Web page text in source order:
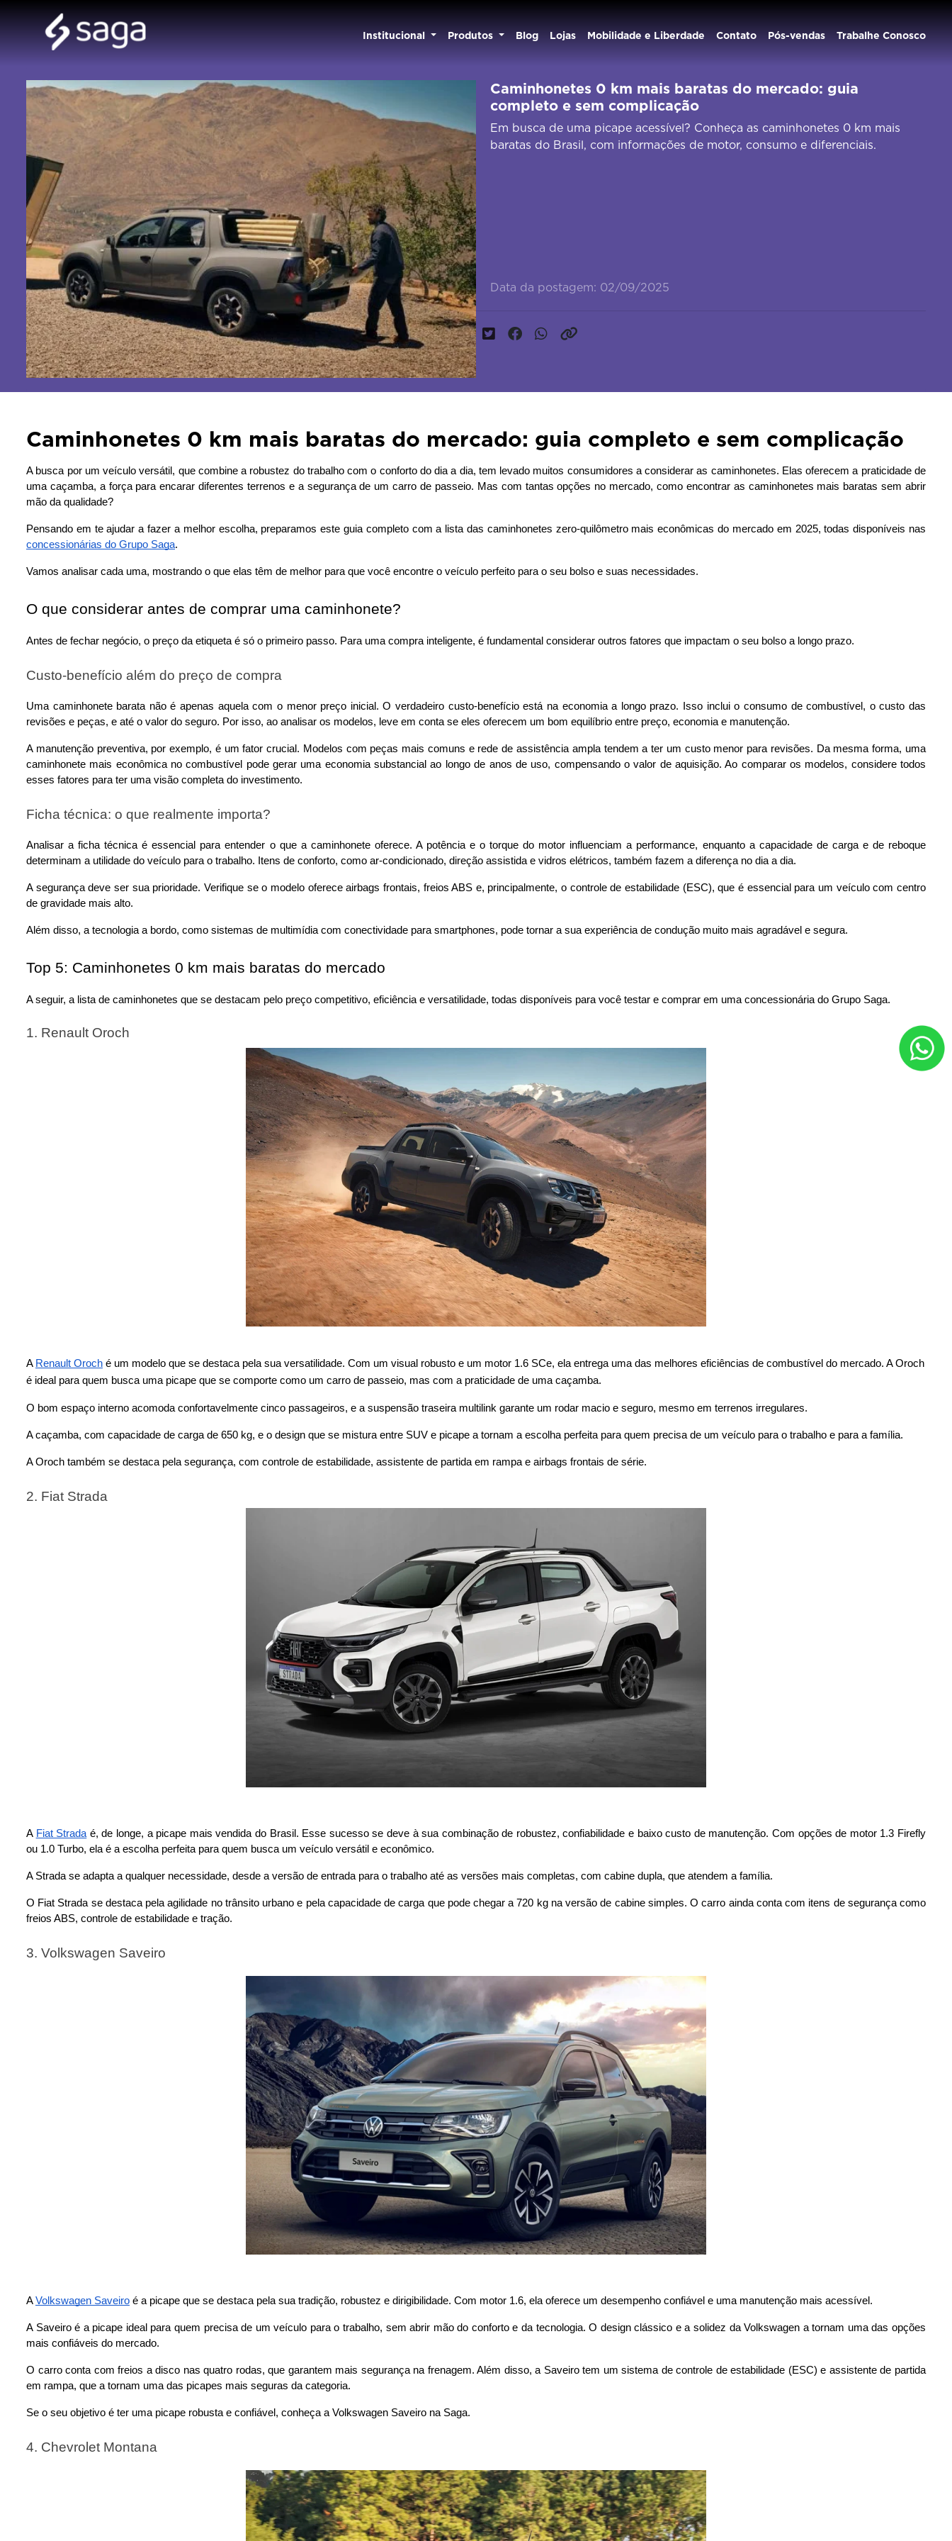
Institucional Produtos Blog Lojas Mobilidade e Liberdade Contato Pós-vendas Trabalhe Conosco
Caminhonetes 0 km mais baratas do mercado: guia
completo e sem complicação
Em busca de uma picape acessível? Conheça as caminhonetes 0 km mais
baratas do Brasil, com informações de motor, consumo e diferenciais.
Data da postagem: 02/09/2025
Caminhonetes 0 km mais baratas do mercado: guia completo e sem complicação
A busca por um veículo versátil, que combine a robustez do trabalho com o conforto do dia a dia, tem levado muitos consumidores a considerar as caminhonetes. Elas oferecem a praticidade de
uma caçamba, a força para encarar diferentes terrenos e a segurança de um carro de passeio. Mas com tantas opções no mercado, como encontrar as caminhonetes mais baratas sem abrir
mão da qualidade?
concessionárias do Grupo Saga.
Vamos analisar cada uma, mostrando o que elas têm de melhor para que você encontre o veículo perfeito para o seu bolso e suas necessidades.
O que considerar antes de comprar uma caminhonete?
Antes de fechar negócio, o preço da etiqueta é só o primeiro passo. Para uma compra inteligente, é fundamental considerar outros fatores que impactam o seu bolso a longo prazo.
Custo-benefício além do preço de compra
Uma caminhonete barata não é apenas aquela com o menor preço inicial. O verdadeiro custo-benefício está na economia a longo prazo. Isso inclui o consumo de combustível, o custo das
revisões e peças, e até o valor do seguro. Por isso, ao analisar os modelos, leve em conta se eles oferecem um bom equilíbrio entre preço, economia e manutenção.
A manutenção preventiva, por exemplo, é um fator crucial. Modelos com peças mais comuns e rede de assistência ampla tendem a ter um custo menor para revisões. Da mesma forma, uma
caminhonete mais econômica no combustível pode gerar uma economia substancial ao longo de anos de uso, compensando o valor de aquisição. Ao comparar os modelos, considere todos
esses fatores para ter uma visão completa do investimento.
Ficha técnica: o que realmente importa?
Analisar a ficha técnica é essencial para entender o que a caminhonete oferece. A potência e o torque do motor influenciam a performance, enquanto a capacidade de carga e de reboque
determinam a utilidade do veículo para o trabalho. Itens de conforto, como ar-condicionado, direção assistida e vidros elétricos, também fazem a diferença no dia a dia.
A segurança deve ser sua prioridade. Verifique se o modelo oferece airbags frontais, freios ABS e, principalmente, o controle de estabilidade (ESC), que é essencial para um veículo com centro
de gravidade mais alto.
Além disso, a tecnologia a bordo, como sistemas de multimídia com conectividade para smartphones, pode tornar a sua experiência de condução muito mais agradável e segura.
Top 5: Caminhonetes 0 km mais baratas do mercado
A seguir, a lista de caminhonetes que se destacam pelo preço competitivo, eficiência e versatilidade, todas disponíveis para você testar e comprar em uma concessionária do Grupo Saga.
1. Renault Oroch
A Renault Oroch é um modelo que se destaca pela sua versatilidade. Com um visual robusto e um motor 1.6 SCe, ela entrega uma das melhores eficiências de combustível do mercado. A Oroch
é ideal para quem busca uma picape que se comporte como um carro de passeio, mas com a praticidade de uma caçamba.
O bom espaço interno acomoda confortavelmente cinco passageiros, e a suspensão traseira multilink garante um rodar macio e seguro, mesmo em terrenos irregulares.
A caçamba, com capacidade de carga de 650 kg, e o design que se mistura entre SUV e picape a tornam a escolha perfeita para quem precisa de um veículo para o trabalho e para a família.
A Oroch também se destaca pela segurança, com controle de estabilidade, assistente de partida em rampa e airbags frontais de série.
A Fiat Stradaé, de longe, a picape mais vendida do Brasil. Esse sucesso se deve à sua combinação de robustez, confiabilidade e baixo custo de manutenção. Com opções de motor 1.3 Firefly
ou 1.0 Turbo, ela é a escolha perfeita para quem busca um veículo versátil e econômico.
A Strada se adapta a qualquer necessidade, desde a versão de entrada para o trabalho até as versões mais completas, com cabine dupla, que atendem a família.
O Fiat Strada se destaca pela agilidade no trânsito urbano e pela capacidade de carga que pode chegar a 720 kg na versão de cabine simples. O carro ainda conta com itens de segurança como
freios ABS, controle de estabilidade e tração.
3. Volkswagen Saveiro
A Volkswagen Saveiro é a picape que se destaca pela sua tradição, robustez e dirigibilidade. Com motor 1.6, ela oferece um desempenho confiável e uma manutenção mais acessível.
A Saveiro é a picape ideal para quem precisa de um veículo para o trabalho, sem abrir mão do conforto e da tecnologia. O design clássico e a solidez da Volkswagen a tornam uma das opções
mais confiáveis do mercado.
O carro conta com freios a disco nas quatro rodas, que garantem mais segurança na frenagem. Além disso, a Saveiro tem um sistema de controle de estabilidade (ESC) e assistente de partida
em rampa, que a tornam uma das picapes mais seguras da categoria.
Se o seu objetivo é ter uma picape robusta e confiável, conheça a Volkswagen Saveiro na Saga.
4. Chevrolet Montana